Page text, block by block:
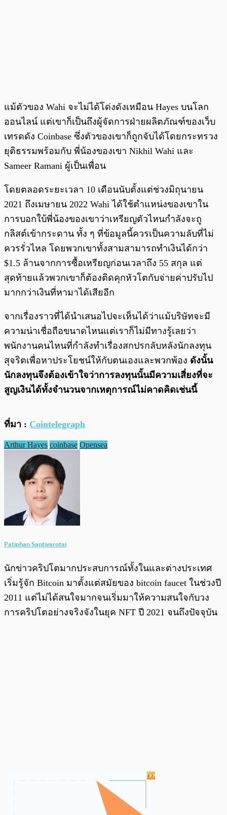
แม้ตัวของ Wahi จะไม่ได้โด่งดังเหมือน Hayes บนโลก
ออนไลน์ แต่เขาก็เป็นถึงผู้จัดการฝ่ายผลิตภัณฑ์ของเว็บ
เทรดดัง Coinbase ซึ่งตัวของเขาก็ถูกจับได้โดยกระทรวง
ยุติธรรมพร้อมกับ พี่น้องของเขา Nikhil Wahi และ
Sameer Ramani ผู้เป็นเพื่อน
โดยตลอดระยะเวลา 10 เดือนนับตั้งแต่ช่วงมิถุนายน
2021 ถึงเมษายน 2022 Wahi ได้ใช้ตำแหน่งของเขาใน
การบอกใบ้พี่น้องของเขาว่าเหรียญตัวไหนกำลังจะถู
กลิสต์เข้ากระดาน ทั้ง ๆ ที่ข้อมูลนี้ควรเป็นความลับที่ไม่
ควรรั่วไหล โดยพวกเขาทั้งสามสามารถทำเงินได้กว่า
$1.5 ล้านจากการซื้อเหรียญก่อนเวลาถึง 55 สกุล แต่
สุดท้ายแล้วพวกเขาก็ต้องติดคุกหัวโตกับจ่ายค่าปรับไป
มากกว่าเงินที่หามาได้เสียอีก
จากเรื่องราวที่ได้นำเสนอไปจะเห็นได้ว่าแม้บริษัทจะมี
ความน่าเชื่อถือขนาดไหนแต่เราก็ไม่มีทางรู้เลยว่า
พนักงานคนไหนที่กำลังทำเรื่องสกปรกลับหลังนักลงทุน
สุจริตเพื่อหาประโยชน์ให้กับตนเองและพวกพ้อง ดังนั้น
นักลงทุนจึงต้องเข้าใจว่าการลงทุนนั้นมีความเสี่ยงที่จะ
สูญเงินได้ทั้งจำนวนจากเหตุการณ์ไม่คาดคิดเช่นนี้
ที่มา : Cointelegraph
Arthur Hayes coinbase Opensea
Patiphan Santivarotai
นักข่าวคริปโตมากประสบการณ์ทั้งในและต่างประเทศ
เริ่มรู้จัก Bitcoin มาตั้งแต่สมัยของ bitcoin faucet ในช่วงปี
2011 แต่ไม่ได้สนใจมากจนเริ่มมาให้ความสนใจกับวง
การคริปโตอย่างจริงจังในยุค NFT ปี 2021 จนถึงปัจจุบัน